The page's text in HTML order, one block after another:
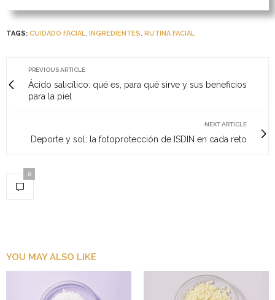
TAGS: CUIDADO FACIAL, INGREDIENTES, RUTINA FACIAL
PREVIOUS ARTICLE
Ácido salicílico: qué es, para qué sirve y sus beneficios
para la piel
NEXT ARTICLE
Deporte y sol: la fotoprotección de ISDIN en cada reto
0
YOU MAY ALSO LIKE